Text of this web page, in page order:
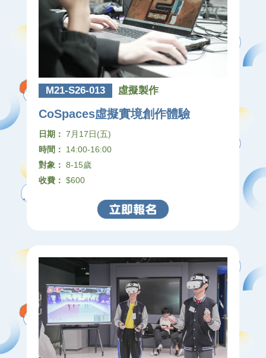
M21-S26-013 虛擬製作
CoSpaces虛擬實境創作體驗
日期： 7月17日(五)
時間：
14:00-16:00
對象： 8-15歲
收費： $600